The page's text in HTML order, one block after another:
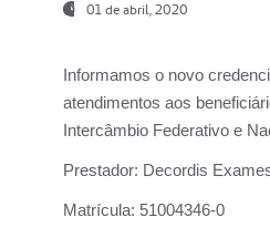
01 de abril, 2020
Informamos o novo
atendimentos aos
Intercâmbio Federativo e
Prestador: Decordis
Matrícula: 51004346-0